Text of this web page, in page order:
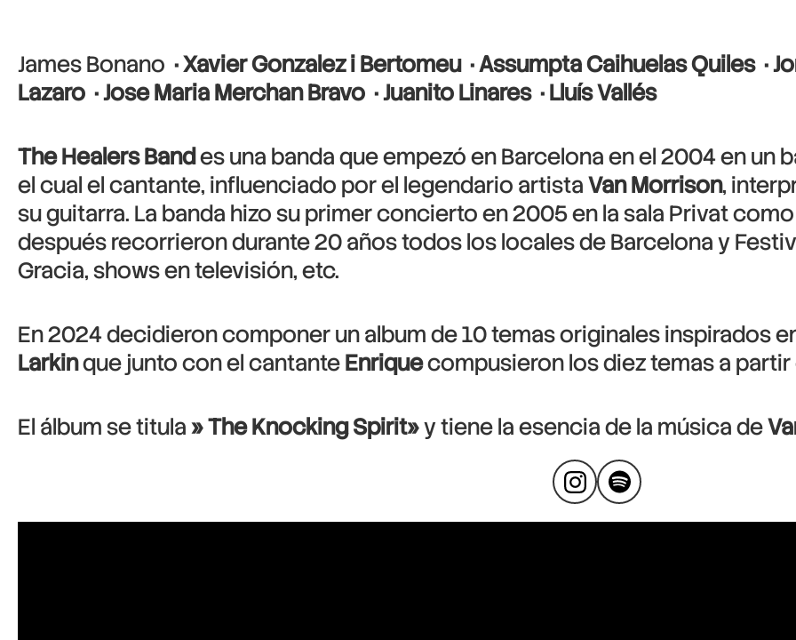
James Bonano · Xavier Gonzalez i Bertomeu ‪ · Assumpta Caihuelas Quiles ‪ ·
Lazaro ‪ · Jose Maria Merchan Bravo ‪ · Juanito Linares ‪ · Lluís Vallés ‪
The Healers Bandes una banda que empezó en Barcelona en el 2004 en un
el cual el cantante, influenciado por el legendario artistaVan Morrison,
su guitarra. La banda hizo su primer concierto en 2005 en la sala Privat
después recorrieron durante 20 años todos los locales de Barcelona y
Gracia, shows en televisión, etc.
En 2024 decidieron componer un album de 10 temas originales inspirados
Larkinque junto con el cantanteEnriquecompusieron los diez temas a partir
El álbum se titula» The Knocking Spirit»y tiene la esencia de la música de